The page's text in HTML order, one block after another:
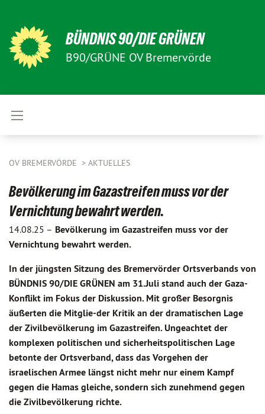
BÜNDNIS 90/DIE GRÜNEN
B90/GRÜNE OV Bremervörde
OV BREMERVÖRDE AKTUELLES
Bevölkerung im Gazastreifen muss vor der
Vernichtung bewahrt werden.
14.08.25 – Bevölkerung im Gazastreifen muss vor der
Vernichtung bewahrt werden.
In der jüngsten Sitzung des Bremervörder Ortsverbands von
BÜNDNIS 90/DIE GRÜNEN am 31.Juli stand auch der Gaza-
Konflikt im Fokus der Diskussion. Mit großer Besorgnis
äußerten die Mitglie-der Kritik an der dramatischen Lage
der Zivilbevölkerung im Gazastreifen. Ungeachtet der
komplexen politischen und sicherheitspolitischen Lage
betonte der Ortsverband, dass das Vorgehen der
israelischen Armee längst nicht mehr nur einem Kampf
gegen die Hamas gleiche, sondern sich zunehmend gegen
die Zivilbevölkerung richte.